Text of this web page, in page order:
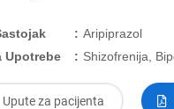
Aripiprazol
Upotrebe
Shizofrenija,
Upute za pacijenta